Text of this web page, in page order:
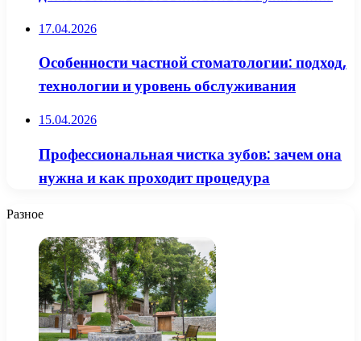
17.04.2026
Особенности частной стоматологии: подход,
технологии и уровень обслуживания
15.04.2026
Профессиональная чистка зубов: зачем она
нужна и как проходит процедура
Разное